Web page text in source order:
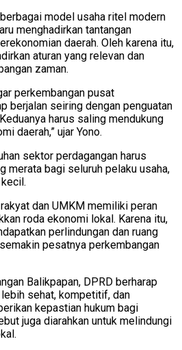
model usaha ritel modern
menghadirkan tantangan
daerah. Oleh karena itu,
aturan yang relevan dan
zaman.
perkembangan pusat
berjalan seiring dengan penguatan
harus saling mendukung
daerah,” ujar Yono.
sektor perdagangan harus
merata bagi seluruh pelaku usaha,
dan UMKM memiliki peran
roda ekonomi lokal. Karena itu,
perlindungan dan ruang
pesatnya perkembangan
Balikpapan, DPRD berharap
sehat, kompetitif, dan
kepastian hukum bagi
juga diarahkan untuk melindungi